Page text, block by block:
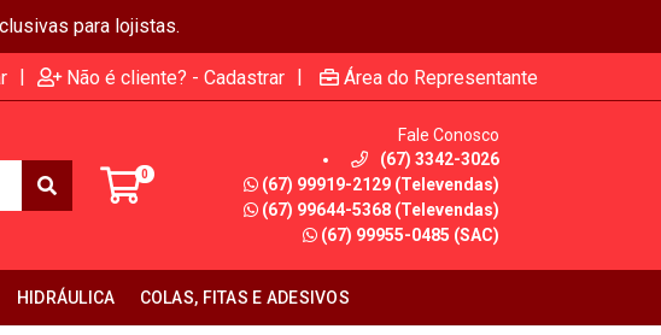
para lojistas.
| Não é cliente? - Cadastrar | Área do Representante
0
Fale Conosco
(67) 3342-3026
(67) 99919-2129 (Televendas)
(67) 99644-5368 (Televendas)
(67) 99955-0485 (SAC)
HIDRÁULICA COLAS, FITAS E ADESIVOS